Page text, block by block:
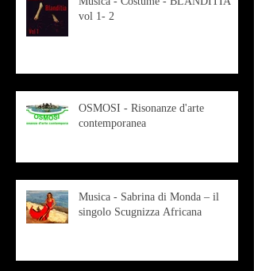
vol 1- 2
OSMOSI - Risonanze d'arte
contemporanea
Musica - Sabrina di Monda – il
singolo Scugnizza Africana